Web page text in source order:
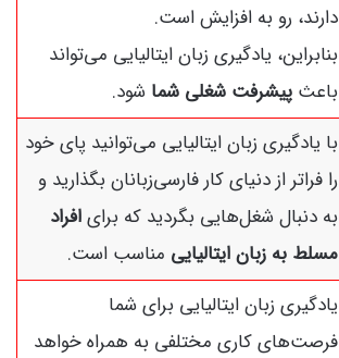
دارند، رو به افزایش است.
بنابراین، یادگیری زبان ایتالیایی می‌تواند
باعث پیشرفت شغلی شما شود.
با یادگیری زبان ایتالیایی می‌توانید پای خود
را فراتر از دنیای کار فارسی‌زبانان بگذارید و
به دنبال شغل‌هایی بگردید که برایافراد
مسلط به زبان ایتالیایی مناسب است.
یادگیری زبان ایتالیایی برای شما
فرصت‌های کاری مختلفی به همراه خواهد